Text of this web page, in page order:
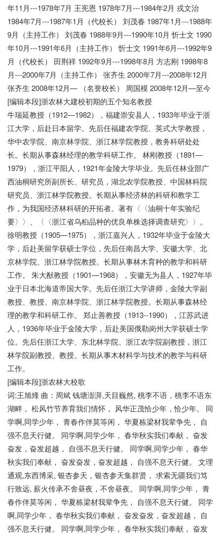
年11月---1978年7月 王宪恩 1978年7月---1984年2月 戎文治
1984年7月---1987年1月（代校长） 刘茂春 1987年1月---1988年
9月（主持工作） 刘茂春 1988年9月---1990年10月 忻士文 1990
年10月---1991年6月（主持工作） 忻士文 1991年6月---1992年9
月（代校长） 田荆祥 1992年9月---1998年8月 方志刚 1998年8
月---2000年7月（主持工作） 张齐生 2000年7月---2008年12月
张齐生 2008年12月— （名誉校长） 周国模 2008年12月—至今
[编辑本段]浙农林大建校初期的五个知名教授
牛瑞延教授（1912—1982），福建崇安县人，1933年毕业于浙
江大学，后赴日本留学。先后任福建农学院、英式大学教授，
华中农学院、南京林学院、浙江林学院教授，教务科研处处
长。长期从事森林经理的教学科研工作。 林刚教授（1891—
1979），浙江平阳人，1921年金陵大学毕业。先后任林业部广
西油桐研究所副所长、研究员，湖北农学院教授、中国林科院
研究员、浙江林学院教授。长期从事经济林的科研和教学工
作，为我国经济林科研的开拓者。著有〈〈油桐十年实验纪
要〉〉、〈〈浙江省乌桕品种的优良单株选择调查研究〉〉。
徐明教授（1905—1975），浙江嘉兴人，1932年毕业于金陵大
学，后赴美留学获硕士学位，先后任南昌大学、安徽大学、北
京林学院、浙江林学院教授。长期从事林木育种的教学和科研
工作。 朱大猷教授（1901—1968），安徽无为县人，1927年毕
业于日本北海道帝国大学。先后任浙江大学讲师，金陵大学副
教授、教授、南京林学院、浙江林学院教授。长期从事森林经
理的教学和科研工作。 郑止善教授（1913--1990），江苏武进
人，1936年毕业于金陵大学，后赴美国俄勒岗州大学获硕士学
位。先后任浙江大学、东北林学院、浙江农学院副教授，浙江
林学院副教授、教授。长期从事木材科学与技术的教学与科研
工作。
[编辑本段]浙农林大校歌
词:王旭烽 曲：周斌 钱塘澎湃,天目巍然, 桃李不语，桃李不语东
湖畔， 松风竹节养育我们情怀， 风华正茂恰少年，恰少年。 同
学啊,同学少年， 青春作伴莫等闲， 华夏栋梁材我辈争先， 自
强不息天行健。 同学啊,同学少年， 春华秋实我们奉献， 奋发
奋发，奋发超越， 自强不息天行健。 同学啊,同学少年， 春华
秋实我们奉献， 奋发奋发，奋发超越， 自强不息天行健。 文理
通观,东西博采, 银杏参天，银杏参天集群贤， 求索无疆我们笃
行致远, 薪火传承不舍昼夜，不舍昼夜。 同学啊,同学少年， 青
春作伴莫等闲， 华夏栋梁材我辈争先， 自强不息天行健。 同学
啊,同学少年， 春华秋实我们奉献， 奋发奋发，奋发超越， 自
强不息天行健。 同学啊,同学少年， 春华秋实我们奉献， 奋发